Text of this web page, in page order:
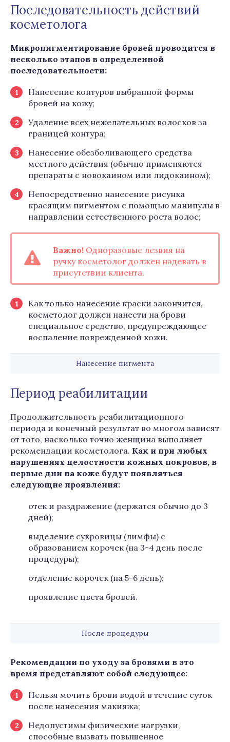
Последовательность действий
косметолога
Микропигментирование бровей проводится в
несколько этапов в определенной
последовательности:
Нанесение контуров выбранной формы
бровей на кожу;
Удаление всех нежелательных волосков за
границей контура;
Нанесение обезболивающего средства
местного действия (обычно применяются
препараты с новокаином или лидокаином);
Непосредственно нанесение рисунка
красящим пигментом с помощью манипулы в
направлении естественного роста волос;
Важно! Одноразовые лезвия на
ручку косметолог должен надевать в
присутствии клиента.
Как только нанесение краски закончится,
косметолог должен нанести на брови
специальное средство, предупреждающее
воспаление поврежденной кожи.
Нанесение пигмента
Период реабилитации
Продолжительность реабилитационного
периода и конечный результат во многом зависят
от того, насколько точно женщина выполняет
рекомендации косметолога. Как и при любых
нарушениях целостности кожных покровов, в
первые дни на коже будут появляться
следующие проявления:
отек и раздражение (держатся обычно до 3
дней);
выделение сукровицы (лимфы) с
образованием корочек (на 3-4 день после
процедуры);
отделение корочек (на 5-6 день);
проявление цвета бровей.
После процедуры
Рекомендации по уходу за бровями в это
время представляют собой следующее:
Нельзя мочить брови водой в течение суток
после нанесения макияжа;
Недопустимы физические нагрузки,
способные вызвать повышенное